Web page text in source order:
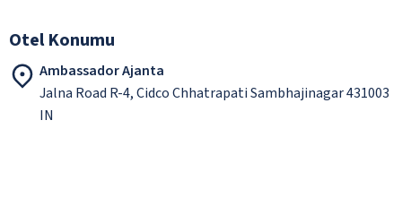
Otel Konumu
Ambassador Ajanta
Jalna Road R-4, Cidco Chhatrapati Sambhajinagar 431003
IN